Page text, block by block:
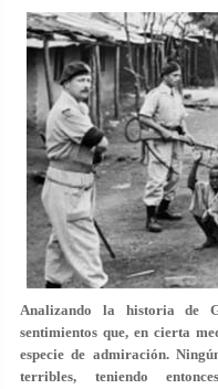
Analizando la historia de
sentimientos que, en cierta
especie de admiración.
terribles, teniendo